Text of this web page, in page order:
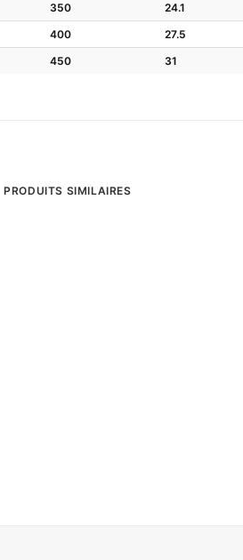
350 24.1
400 27.5
450 31
PRODUITS SIMILAIRES